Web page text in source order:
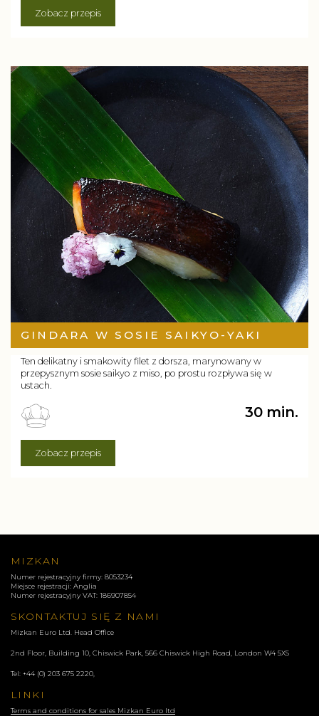
Zobacz przepis
GINDARA W SOSIE SAIKYO-YAKI
Ten delikatny i smakowity filet z dorsza, marynowany w
przepysznym sosie saikyo z miso, po prostu rozpływa się w
ustach.
30 min.
Zobacz przepis
MIZKAN
Numer rejestracyjny firmy: 8053234
Miejsce rejestracji: Anglia
Numer rejestracyjny VAT: 186907854
SKONTAKTUJ SIĘ Z NAMI
Mizkan Euro Ltd. Head Office
2nd Floor, Building 10, Chiswick Park, 566 Chiswick High Road, London W4 5XS
Tel: +44 (0) 203 675 2220,
LINKI
Terms and conditions for sales Mizkan Euro ltd